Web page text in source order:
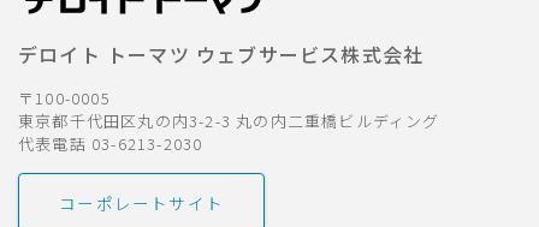
デロイト トーマツ ウェブサービス株式会社
〒100-0005
東京都千代田区丸の内3-2-3 丸の内二重橋ビルディング
代表電話 03-6213-2030
コーポレートサイト